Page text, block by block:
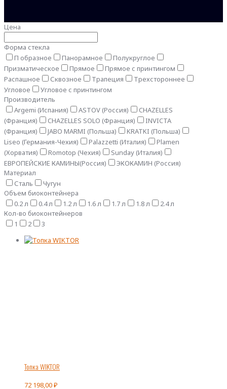
Цена
Форма стекла
П образное
Панорамное
Полукруглое
Призматическое
Прямое
Прямое с принтингом
Распашное
Сквозное Трапеция
Трехстороннее
Угловое
Угловое с принтингом
Производитель
Argemi (Испания)
ASTOV (Россия)
CHAZELLES
(Франция)
CHAZELLES SOLO (Франция)
INVICTA
(Франция)
JABO MARMI (Польша)
KRATKI (Польша)
Liseo (Германия-Чехия)
Palazzetti (Италия)
Plamen
(Хорватия)
Romotop (Чехия)
Sunday (Италия)
ЕВРОПЕЙСКИЕ КАМИНЫ(Россия)
ЭКОКАМИН (Россия)
Материал
Сталь
Чугун
Объем биоконтейнера
0.2 л
0.4 л 1.2 л 1.6 л 1.7 л 1.8 л
2.4 л
Кол-во биоконтейнеров
1
2 3
Топка WIKTOR
72 198,00₽